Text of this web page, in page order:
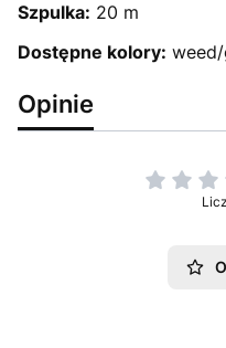
Szpulka: 20 m
Dostępne kolory:
Opinie